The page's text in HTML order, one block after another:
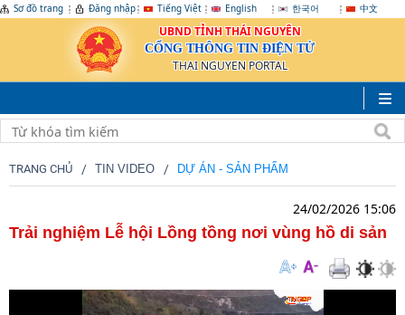
Sơ đồ trang Đăng nhập Tiếng Việt English 한국어 中文
UBND TỈNH THÁI NGUYÊN
CỔNG THÔNG TIN ĐIỆN TỬ
THAI NGUYEN PORTAL
TRANG CHỦ TIN VIDEO DỰ ÁN - SẢN PHẨM
24/02/2026 15:06
Trải nghiệm Lễ hội Lồng tồng nơi vùng hồ di sản